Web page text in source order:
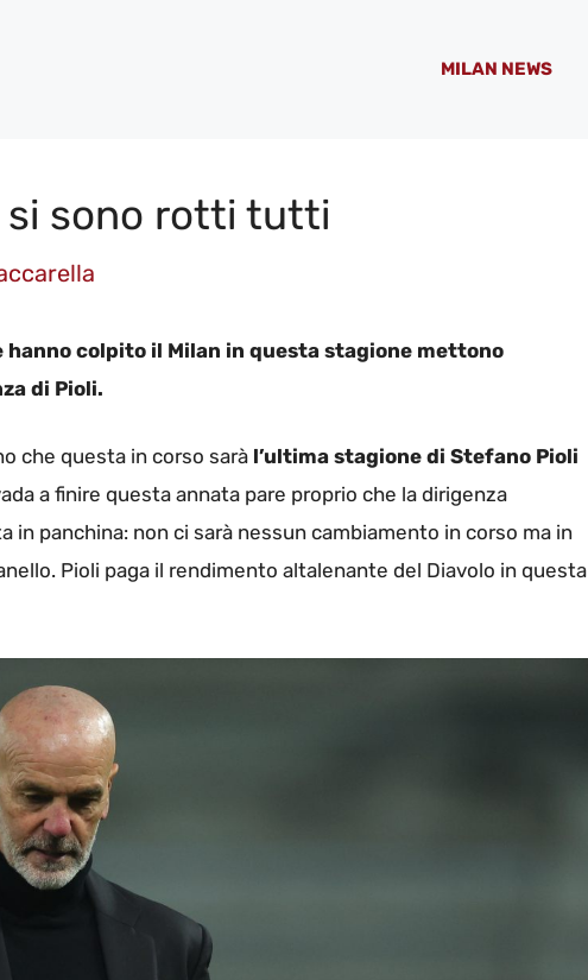
MILAN NEWS
si sono rotti tutti
colpito il Milan in questa stagione mettono
di Pioli.
che questa in corso sarà l’ultima stagione di Stefano Pioli
a finire questa annata pare proprio che la dirigenza
in panchina: non ci sarà nessun cambiamento in corso ma in
Pioli paga il rendimento altalenante del Diavolo in questa